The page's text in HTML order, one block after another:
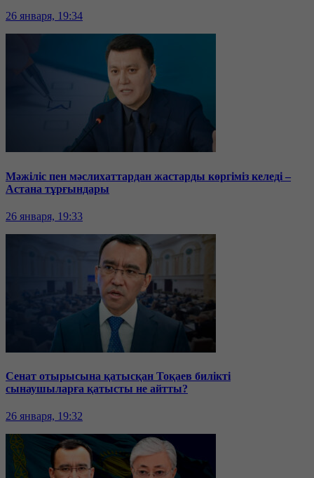
26 января, 19:34
Мәжіліс пен мәслихаттардан жастарды көргіміз келеді –
Астана тұрғындары
26 января, 19:33
Сенат отырысына қатысқан Тоқаев билікті
сынаушыларға қатысты не айтты?
26 января, 19:32